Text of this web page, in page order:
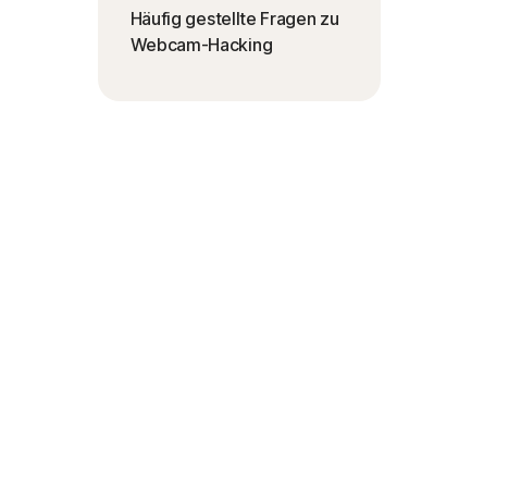
Häufig gestellte Fragen zu
Webcam-Hacking